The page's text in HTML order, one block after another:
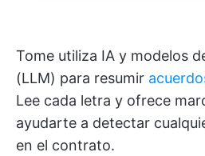
Tome utiliza IA y modelos
(LLM) para resumir
Lee cada letra y ofrece
ayudarte a detectar
en el contrato.